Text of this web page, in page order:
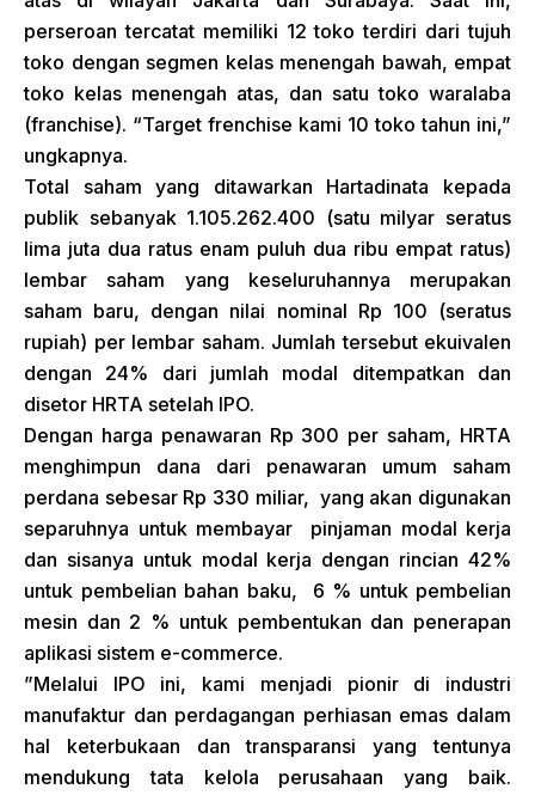
perseroan tercatat memiliki 12 toko terdiri dari tujuh
toko dengan segmen kelas menengah bawah, empat
toko kelas menengah atas, dan satu toko waralaba
(franchise). “Target frenchise kami 10 toko tahun ini,”
ungkapnya.
Total saham yang ditawarkan Hartadinata kepada
publik sebanyak 1.105.262.400 (satu milyar seratus
lima juta dua ratus enam puluh dua ribu empat ratus)
lembar saham yang keseluruhannya merupakan
saham baru, dengan nilai nominal Rp 100 (seratus
rupiah) per lembar saham. Jumlah tersebut ekuivalen
dengan 24% dari jumlah modal ditempatkan dan
disetor HRTA setelah IPO.
Dengan harga penawaran Rp 300 per saham, HRTA
menghimpun dana dari penawaran umum saham
perdana sebesar Rp 330 miliar, yang akan digunakan
separuhnya untuk membayar pinjaman modal kerja
dan sisanya untuk modal kerja dengan rincian 42%
untuk pembelian bahan baku, 6 % untuk pembelian
mesin dan 2 % untuk pembentukan dan penerapan
aplikasi sistem e-commerce.
”Melalui IPO ini, kami menjadi pionir di industri
manufaktur dan perdagangan perhiasan emas dalam
hal keterbukaan dan transparansi yang tentunya
mendukung tata kelola perusahaan yang baik.